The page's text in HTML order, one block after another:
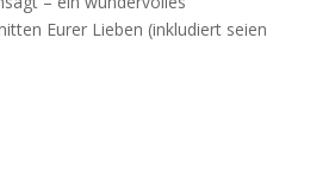
Eurer Lieben (inkludiert seien